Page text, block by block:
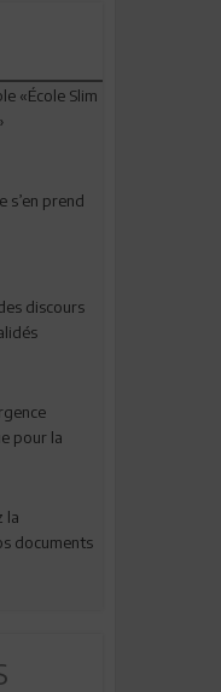
«École Slim
s’en prend
discours
pour la
la
documents